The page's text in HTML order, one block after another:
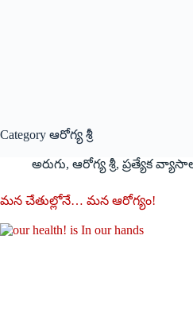
Category ఆరోగ్య శ్రీ
అరుగు, ఆరోగ్య శ్రీ, ప్రత్యేక
మన చేతుల్లోనే… మన ఆరోగ్యం!